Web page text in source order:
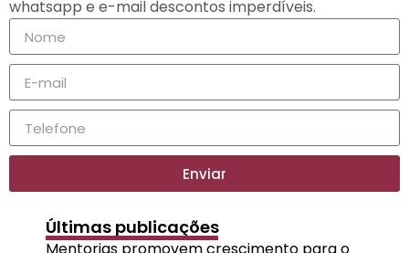
whatsapp e e-mail descontos imperdíveis.
Enviar
Últimas publicações